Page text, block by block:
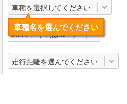
車種を選択してください
車種名を選んでください
2011年（平成23年）
走行距離を選んでください